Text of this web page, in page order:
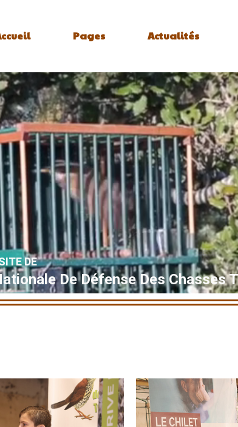
Pages Actualités
DE
De Défense Des Chasses